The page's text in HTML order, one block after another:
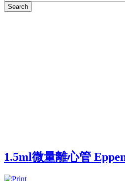
1.5ml微量離心管